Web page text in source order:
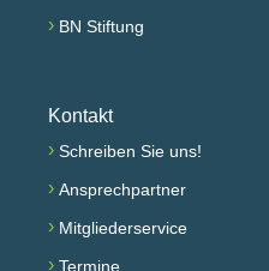
› BN Stiftung
Kontakt
› Schreiben Sie uns!
› Ansprechpartner
› Mitgliederservice
› Termine